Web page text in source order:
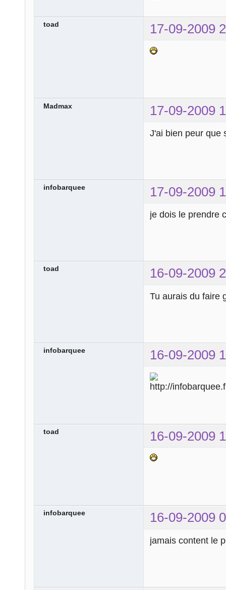
toad 17-09-2009
Madmax 17-09-2009
J'ai bien peur que
infobarquee 17-09-2009
je dois le prendre
toad 16-09-2009
Tu aurais du faire
infobarquee 16-09-2009
toad 16-09-2009
infobarquee 16-09-2009
jamais content le